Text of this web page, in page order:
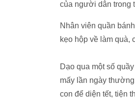
của người dân trong
Nhân viên quần
kẹo hộp về làm quà,
Dạo qua một số
mấy lần ngày
con để diện tết, tiện